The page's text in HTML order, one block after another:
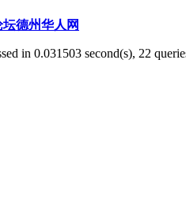
坛德州华人网
in 0.031503 second(s), 22